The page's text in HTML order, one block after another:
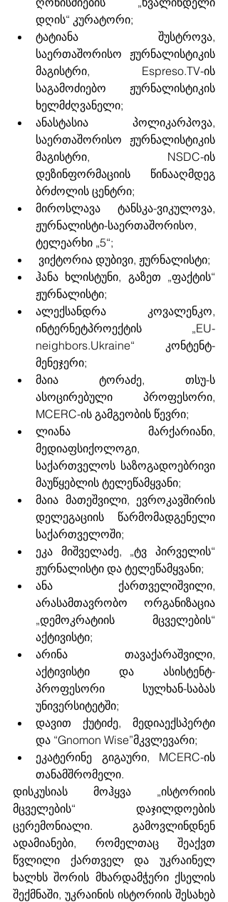
დღის“ კურატორი;
ტატიანა შუსტროვა,
საერთაშორისო ჟურნალისტიკის
მაგისტრი, Espreso.TV-ის
საგამოძიებო ჟურნალისტიკის
ხელმძღვანელი;
ანასტასია პოლიკარპოვა,
საერთაშორისო ჟურნალისტიკის
მაგისტრი, NSDC-ის
დეზინფორმაციის წინააღმდეგ
ბრძოლის ცენტრი;
მიროსლავა ტანსკა-ვიკულოვა,
ჟურნალისტი-საერთაშორისო,
ტელეარხი „5“;
ვიქტორია დუბივი, ჟურნალისტი;
ჰანა ხლისტუნი, გაზეთ „ფაქტის“
ჟურნალისტი;
ალექსანდრა კოვალენკო,
ინტერნეტპროექტის „EU-
neighbors.Ukraine“ კონტენტ-
მენეჯერი;
მაია ტორაძე, თსუ-ს
ასოცირებული პროფესორი,
MCERC-ის გამგეობის წევრი;
ლიანა მარქარიანი,
მედიაფსიქოლოგი,
საქართველოს საზოგადოებრივი
მაუწყებლის ტელეწამყვანი;
მაია მათეშვილი, ევროკავშირის
დელეგაციის წარმომადგენელი
საქართველოში;
ეკა მიშველაძე, „ტვ პირველის“
ჟურნალისტი და ტელეწამყვანი;
ანა ქართველიშვილი,
არასამთავრობო ორგანიზაცია
„დემოკრატიის მცველების“
აქტივისტი;
არინა თავაქარაშვილი,
აქტივისტი და ასისტენტ-
პროფესორი სულხან-საბას
უნივერსიტეტში;
დავით ქუტიძე, მედიაექსპერტი
და “Gnomon Wise”მკვლევარი;
ეკატერინე გიგაური, MCERC-ის
თანამშრომელი.
დისკუსიას მოჰყვა „ისტორიის
მცველების“ დაჯილდოების
ცერემონიალი. გამოვლინდნენ
ადამიანები, რომელთაც შეაქვთ
წვლილი ქართველ და უკრაინელ
ხალხს შორის მხარდამჭერი ქსელის
შექმნაში, უკრაინის ისტორიის შესახებ